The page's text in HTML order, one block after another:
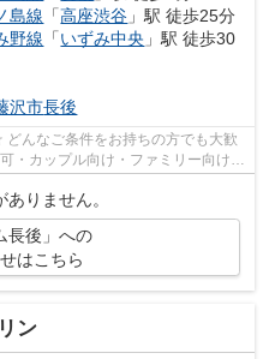
島線 「高座渋谷 」駅 徒歩25分
野線 「いずみ中央 」駅 徒歩30
沢市長後
んなご条件をお持ちの方でも大歓
・カップル向け・ファミリー向け・
...
りません。
長後」への
はこちら
ン